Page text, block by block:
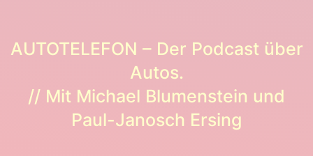
AUTOTELEFON – Der Podcast über
Autos.
// Mit Michael Blumenstein und
Paul-Janosch Ersing